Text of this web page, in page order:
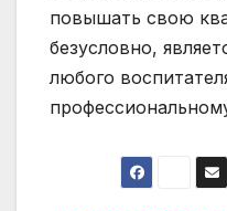
повышать свою
безусловно,
любого